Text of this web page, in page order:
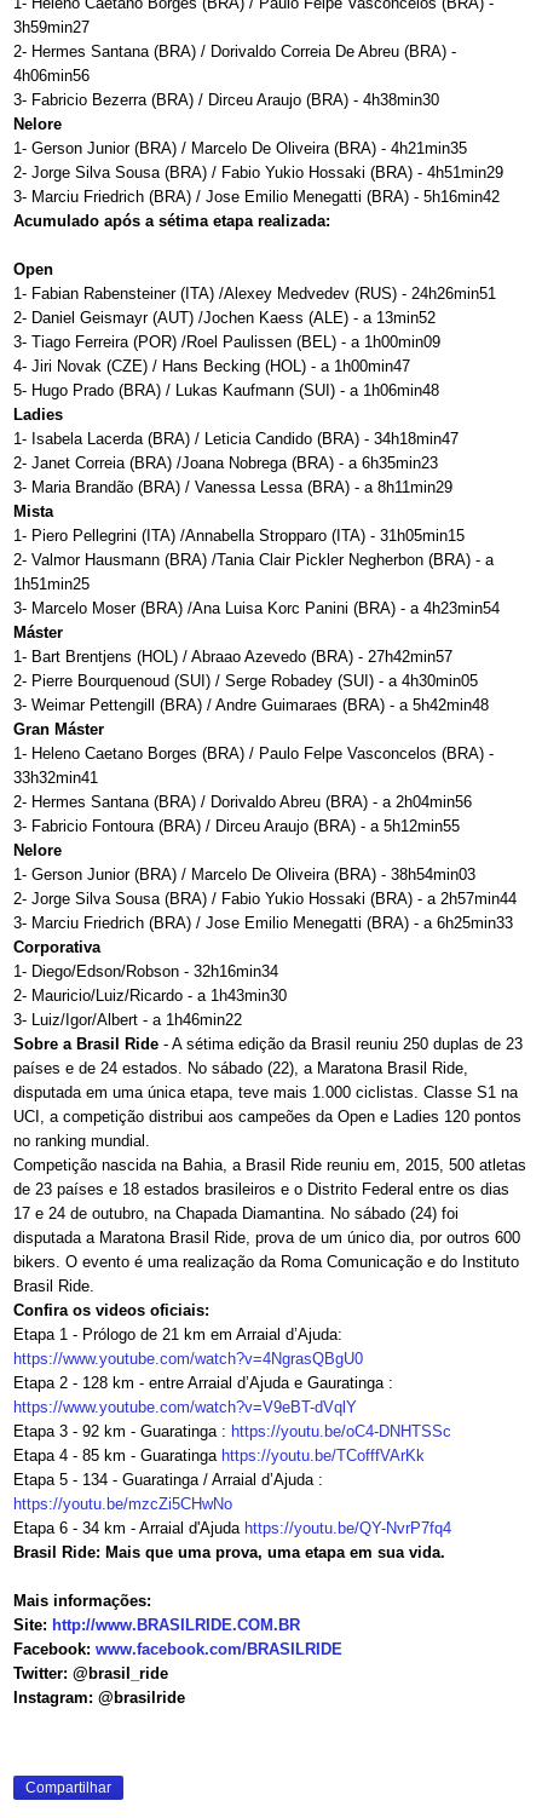
3h59min27
2- Hermes Santana (BRA) / Dorivaldo Correia De Abreu (BRA) -
4h06min56
3- Fabricio Bezerra (BRA) / Dirceu Araujo (BRA) - 4h38min30
Nelore
1- Gerson Junior (BRA) / Marcelo De Oliveira (BRA) - 4h21min35
2- Jorge Silva Sousa (BRA) / Fabio Yukio Hossaki (BRA) - 4h51min29
3- Marciu Friedrich (BRA) / Jose Emilio Menegatti (BRA) - 5h16min42
Acumulado após a sétima etapa realizada:
Open
1- Fabian Rabensteiner (ITA) /Alexey Medvedev (RUS) - 24h26min51
2- Daniel Geismayr (AUT) /Jochen Kaess (ALE) - a 13min52
3- Tiago Ferreira (POR) /Roel Paulissen (BEL) - a 1h00min09
4- Jiri Novak (CZE) / Hans Becking (HOL) - a 1h00min47
5- Hugo Prado (BRA) / Lukas Kaufmann (SUI) - a 1h06min48
Ladies
1- Isabela Lacerda (BRA) / Leticia Candido (BRA) - 34h18min47
2- Janet Correia (BRA) /Joana Nobrega (BRA) - a 6h35min23
3- Maria Brandão (BRA) / Vanessa Lessa (BRA) - a 8h11min29
Mista
1- Piero Pellegrini (ITA) /Annabella Stropparo (ITA) - 31h05min15
2- Valmor Hausmann (BRA) /Tania Clair Pickler Negherbon (BRA) - a
1h51min25
3- Marcelo Moser (BRA) /Ana Luisa Korc Panini (BRA) - a 4h23min54
Máster
1- Bart Brentjens (HOL) / Abraao Azevedo (BRA) - 27h42min57
2- Pierre Bourquenoud (SUI) / Serge Robadey (SUI) - a 4h30min05
3- Weimar Pettengill (BRA) / Andre Guimaraes (BRA) - a 5h42min48
Gran Máster
1- Heleno Caetano Borges (BRA) / Paulo Felpe Vasconcelos (BRA) -
33h32min41
2- Hermes Santana (BRA) / Dorivaldo Abreu (BRA) - a 2h04min56
3- Fabricio Fontoura (BRA) / Dirceu Araujo (BRA) - a 5h12min55
Nelore
1- Gerson Junior (BRA) / Marcelo De Oliveira (BRA) - 38h54min03
2- Jorge Silva Sousa (BRA) / Fabio Yukio Hossaki (BRA) - a 2h57min44
3- Marciu Friedrich (BRA) / Jose Emilio Menegatti (BRA) - a 6h25min33
Corporativa
1- Diego/Edson/Robson - 32h16min34
2- Mauricio/Luiz/Ricardo - a 1h43min30
3- Luiz/Igor/Albert - a 1h46min22
Sobre a Brasil Ride - A sétima edição da Brasil reuniu 250 duplas de 23
países e de 24 estados. No sábado (22), a Maratona Brasil Ride,
disputada em uma única etapa, teve mais 1.000 ciclistas. Classe S1 na
UCI, a competição distribui aos campeões da Open e Ladies 120 pontos
no ranking mundial.
Competição nascida na Bahia, a Brasil Ride reuniu em, 2015, 500 atletas
de 23 países e 18 estados brasileiros e o Distrito Federal entre os dias
17 e 24 de outubro, na Chapada Diamantina. No sábado (24) foi
disputada a Maratona Brasil Ride, prova de um único dia, por outros 600
bikers. O evento é uma realização da Roma Comunicação e do Instituto
Brasil Ride.
Confira os videos oficiais:
Etapa 1 - Prólogo de 21 km em Arraial d’Ajuda:
https://www.youtube.com/watch?v=4NgrasQBgU0
Etapa 2 - 128 km - entre Arraial d’Ajuda e Gauratinga :
https://www.youtube.com/watch?v=V9eBT-dVqlY
Etapa 3 - 92 km - Guaratinga : https://youtu.be/oC4-DNHTSSc
Etapa 4 - 85 km - Guaratinga https://youtu.be/TCofffVArKk
Etapa 5 - 134 - Guaratinga / Arraial d’Ajuda :
https://youtu.be/mzcZi5CHwNo
Etapa 6 - 34 km - Arraial d'Ajuda https://youtu.be/QY-NvrP7fq4
Brasil Ride: Mais que uma prova, uma etapa em sua vida.
Mais informações:
Site: http://www.BRASILRIDE.COM.BR
Facebook: www.facebook.com/BRASILRIDE
Twitter: @brasil_ride
Instagram: @brasilride
Compartilhar